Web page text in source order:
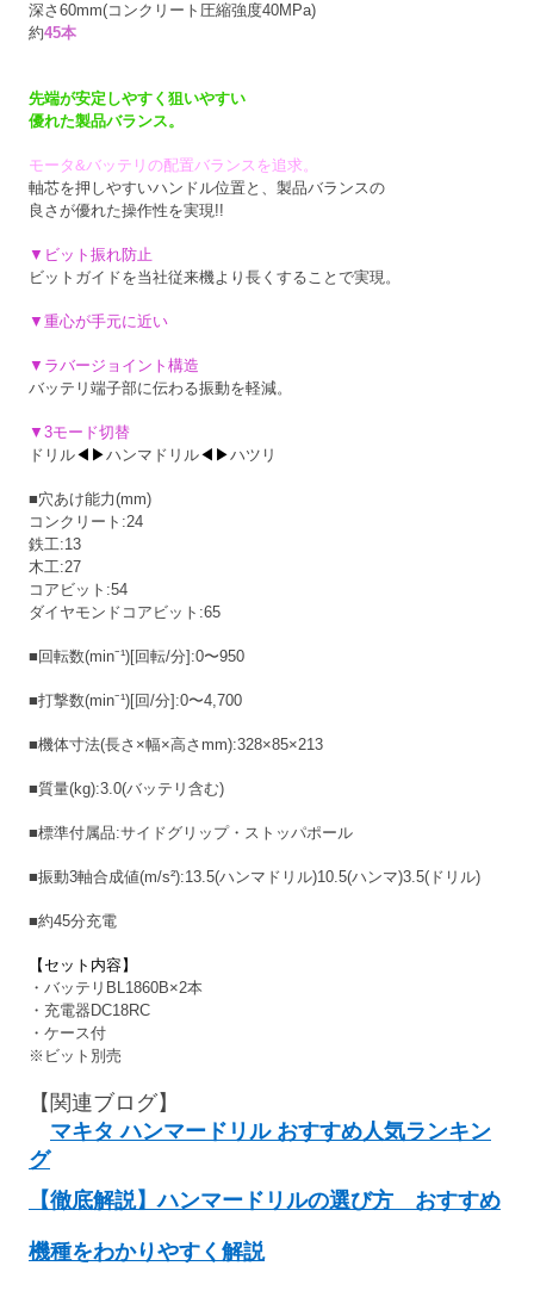
深さ60mm(コンクリート圧縮強度40MPa)
約45本
先端が安定しやすく狙いやすい
優れた製品バランス。
モータ&バッテリの配置バランスを追求。
軸芯を押しやすいハンドル位置と、製品バランスの
良さが優れた操作性を実現!!
▼ビット振れ防止
ビットガイドを当社従来機より長くすることで実現。
▼重心が手元に近い
▼ラバージョイント構造
バッテリ端子部に伝わる振動を軽減。
▼3モード切替
ドリル◀▶ハンマドリル◀▶ハツリ
■穴あけ能力(mm)
コンクリート:24
鉄工:13
木工:27
コアビット:54
ダイヤモンドコアビット:65
■回転数(min⁻¹)[回転/分]:0〜950
■打撃数(min⁻¹)[回/分]:0〜4,700
■機体寸法(長さ×幅×高さmm):328×85×213
■質量(kg):3.0(バッテリ含む)
■標準付属品:サイドグリップ・ストッパポール
■振動3軸合成値(m/s²):13.5(ハンマドリル)10.5(ハンマ)3.5(ドリル)
■約45分充電
【セット内容】
・バッテリBL1860B×2本
・充電器DC18RC
・ケース付
※ビット別売
【関連ブログ】
マキタ ハンマードリル おすすめ人気ランキン
グ
【徹底解説】ハンマードリルの選び方 おすすめ
機種をわかりやすく解説